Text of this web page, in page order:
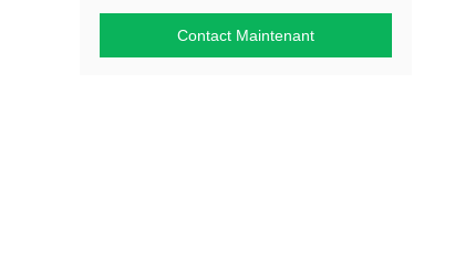
Contact Maintenant